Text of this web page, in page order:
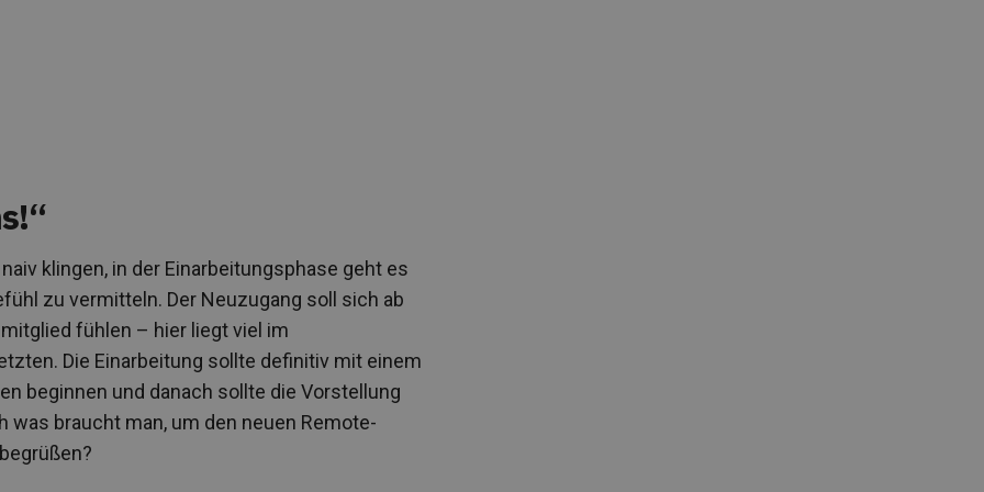
klingen, in der Einarbeitungsphase geht es
zu vermitteln. Der Neuzugang soll sich ab
fühlen – hier liegt viel im
Die Einarbeitung sollte definitiv mit einem
beginnen und danach sollte die Vorstellung
was braucht man, um den neuen Remote-